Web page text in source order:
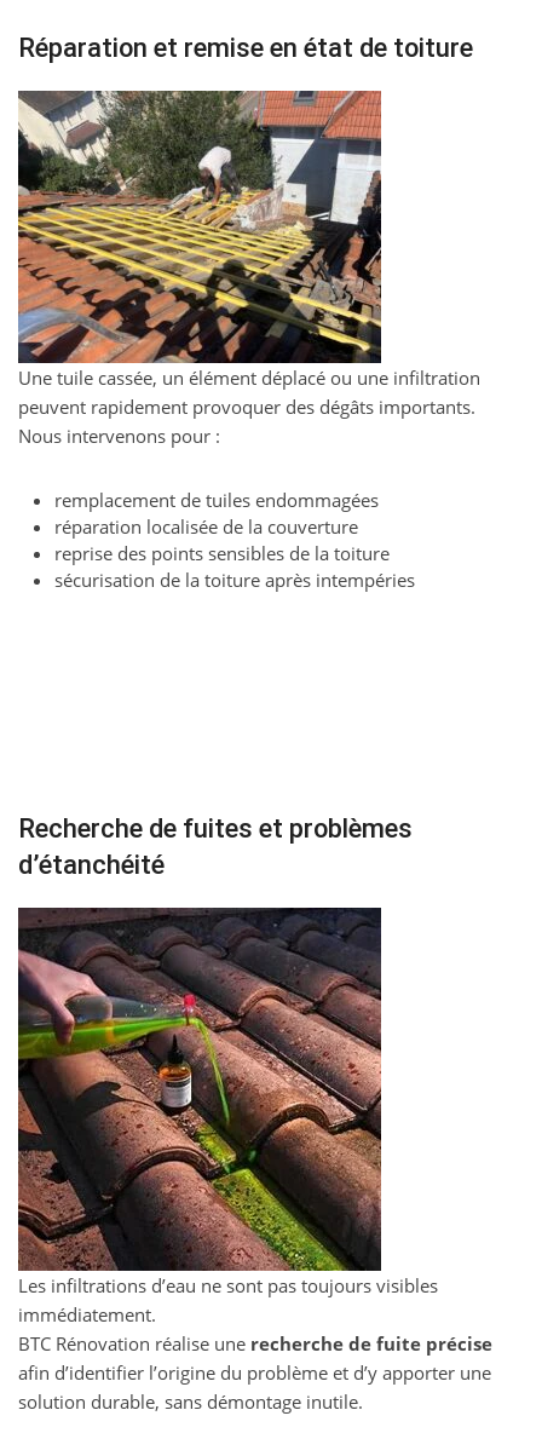
Réparation et remise en état de toiture
Une tuile cassée, un élément déplacé ou une infiltration
peuvent rapidement provoquer des dégâts importants.
Nous intervenons pour :
remplacement de tuiles endommagées
réparation localisée de la couverture
reprise des points sensibles de la toiture
sécurisation de la toiture après intempéries
Recherche de fuites et problèmes
d’étanchéité
Les infiltrations d’eau ne sont pas toujours visibles
immédiatement.
BTC Rénovation réalise une recherche de fuite précise
afin d’identifier l’origine du problème et d’y apporter une
solution durable, sans démontage inutile.